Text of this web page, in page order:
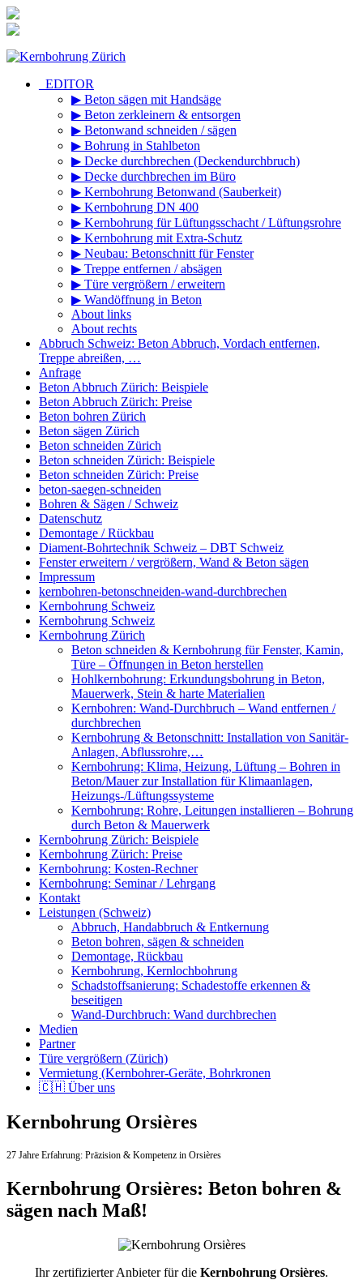
Inhalt
_EDITOR
▶ Beton sägen mit Handsäge
▶ Beton zerkleinern & entsorgen
▶ Betonwand schneiden / sägen
▶ Bohrung in Stahlbeton
▶ Decke durchbrechen (Deckendurchbruch)
▶ Decke durchbrechen im Büro
▶ Kernbohrung Betonwand (Sauberkeit)
▶ Kernbohrung DN 400
▶ Kernbohrung für Lüftungsschacht / Lüftungsrohre
▶ Kernbohrung mit Extra-Schutz
▶ Neubau: Betonschnitt für Fenster
▶ Treppe entfernen / absägen
▶ Türe vergrößern / erweitern
▶ Wandöffnung in Beton
About links
About rechts
Abbruch Schweiz: Beton Abbruch, Vordach entfernen,
Treppe abreißen, …
Anfrage
Beton Abbruch Zürich: Beispiele
Beton Abbruch Zürich: Preise
Beton bohren Zürich
Beton sägen Zürich
Beton schneiden Zürich
Beton schneiden Zürich: Beispiele
Beton schneiden Zürich: Preise
beton-saegen-schneiden
Bohren & Sägen / Schweiz
Datenschutz
Demontage / Rückbau
Diament-Bohrtechnik Schweiz – DBT Schweiz
Fenster erweitern / vergrößern, Wand & Beton sägen
Impressum
kernbohren-betonschneiden-wand-durchbrechen
Kernbohrung Schweiz
Kernbohrung Schweiz
Kernbohrung Zürich
Beton schneiden & Kernbohrung für Fenster, Kamin,
Türe – Öffnungen in Beton herstellen
Hohlkernbohrung: Erkundungsbohrung in Beton,
Mauerwerk, Stein & harte Materialien
Kernbohren: Wand-Durchbruch – Wand entfernen /
durchbrechen
Kernbohrung & Betonschnitt: Installation von Sanitär-
Anlagen, Abflussrohre,…
Kernbohrung: Klima, Heizung, Lüftung – Bohren in
Beton/Mauer zur Installation für Klimaanlagen,
Heizungs-/Lüftungssysteme
Kernbohrung: Rohre, Leitungen installieren – Bohrung
durch Beton & Mauerwerk
Kernbohrung Zürich: Beispiele
Kernbohrung Zürich: Preise
Kernbohrung: Kosten-Rechner
Kernbohrung: Seminar / Lehrgang
Kontakt
Leistungen (Schweiz)
Abbruch, Handabbruch & Entkernung
Beton bohren, sägen & schneiden
Demontage, Rückbau
Kernbohrung, Kernlochbohrung
Schadstoffsanierung: Schadestoffe erkennen &
beseitigen
Wand-Durchbruch: Wand durchbrechen
Medien
Partner
Türe vergrößern (Zürich)
Vermietung (Kernbohrer-Geräte, Bohrkronen
🇨🇭 Über uns
Kernbohrung Orsières
27 Jahre Erfahrung: Präzision & Kompetenz in Orsières
Kernbohrung Orsières: Beton bohren &
sägen nach Maß!
Ihr zertifizierter Anbieter für die Kernbohrung Orsières.